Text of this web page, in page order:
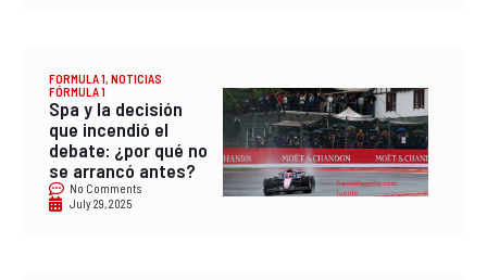
FORMULA 1, NOTICIAS
FÓRMULA 1
Spa y la decisión
que incendió el
debate: ¿por qué no
se arrancó antes?
No Comments
July 29, 2025